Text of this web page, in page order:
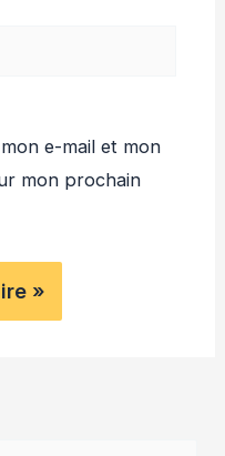
e-mail et mon
mon prochain